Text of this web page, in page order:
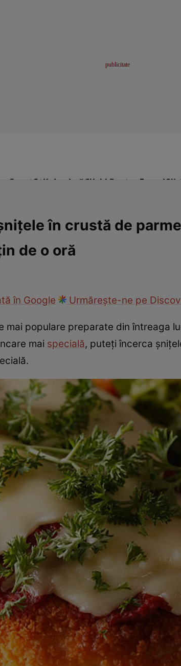
SportStil de viațăClick! Pentru Femei
Rețete culinare
în crustă de
de o oră
în Google
Urmărește-ne pe
mai populare preparate din întreaga
mai specială, puteți încerca